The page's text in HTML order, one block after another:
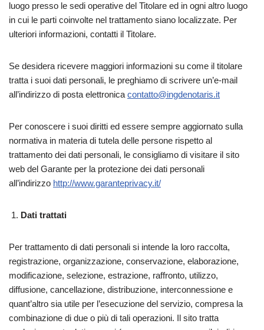
luogo presso le sedi operative del Titolare ed in ogni altro luogo
in cui le parti coinvolte nel trattamento siano localizzate. Per
ulteriori informazioni, contatti il Titolare.
Se desidera ricevere maggiori informazioni su come il titolare
tratta i suoi dati personali, le preghiamo di scrivere un’e-mail
all’indirizzo di posta elettronica contatto@ingdenotaris.it
Per conoscere i suoi diritti ed essere sempre aggiornato sulla
normativa in materia di tutela delle persone rispetto al
trattamento dei dati personali, le consigliamo di visitare il sito
web del Garante per la protezione dei dati personali
all’indirizzo http://www.garanteprivacy.it/
Dati trattati
Per trattamento di dati personali si intende la loro raccolta,
registrazione, organizzazione, conservazione, elaborazione,
modificazione, selezione, estrazione, raffronto, utilizzo,
diffusione, cancellazione, distribuzione, interconnessione e
quant’altro sia utile per l’esecuzione del servizio, compresa la
combinazione di due o più di tali operazioni. Il sito tratta